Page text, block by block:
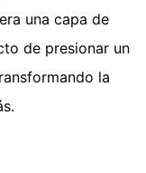
una capa de
de presionar un
la